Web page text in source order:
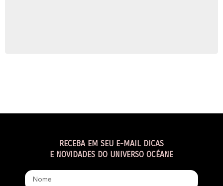
RECEBA EM SEU E-MAIL DICAS
E NOVIDADES DO UNIVERSO OCÉANE